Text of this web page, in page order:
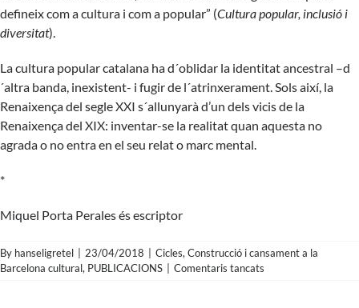
defineix com a cultura i com a popular” (Cultura popular, inclusió i
diversitat).
La cultura popular catalana ha d´oblidar la identitat ancestral –d
´altra banda, inexistent- i fugir de l´atrinxerament. Sols així, la
Renaixença del segle XXI s´allunyarà d’un dels vicis de la
Renaixença del XIX: inventar-se la realitat quan aquesta no
agrada o no entra en el seu relat o marc mental.
*
Miquel Porta Perales és escriptor
By hanseligretel 23/04/2018 Cicles, Construcció i cansament a la
Barcelona cultural, PUBLICACIONS Comentaris tancats